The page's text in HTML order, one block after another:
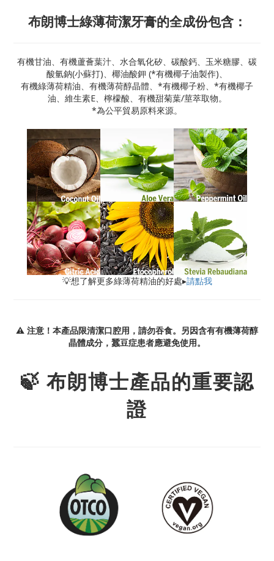
布朗博士綠薄荷潔牙膏的全成份包含：
有機甘油、有機蘆薈葉汁、水合氧化矽、碳酸鈣、玉米糖膠、碳
酸氫鈉(小蘇打)、椰油酸鉀 (*有機椰子油製作)、
有機綠薄荷精油、有機薄荷醇晶體、*有機椰子粉、*有機椰子
油、維生素E、檸檬酸、有機甜菊葉/莖萃取物。
*為公平貿易原料來源。
💡想了解更多綠薄荷精油的好處▸請點我
⚠ 注意！本產品限清潔口腔用，請勿吞食。另因含有有機薄荷醇
晶體成分，蠶豆症患者應避免使用。
🍃 布朗博士產品的重要認
證